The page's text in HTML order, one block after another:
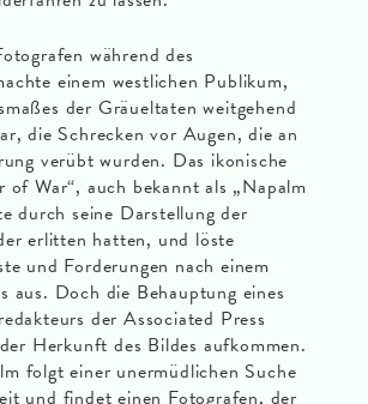
während des
einem westlichen Publikum,
der Gräueltaten weitgehend
die Schrecken vor Augen, die an
verübt wurden. Das ikonische
of War“, auch bekannt als „Napalm
durch seine Darstellung der
erlitten hatten, und löste
und Forderungen nach einem
aus. Doch die Behauptung eines
der Associated Press
Herkunft des Bildes aufkommen.
folgt einer unermüdlichen Suche